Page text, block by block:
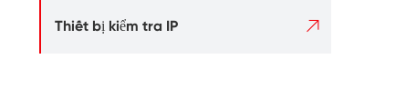
Thiết bị kiểm tra IP 